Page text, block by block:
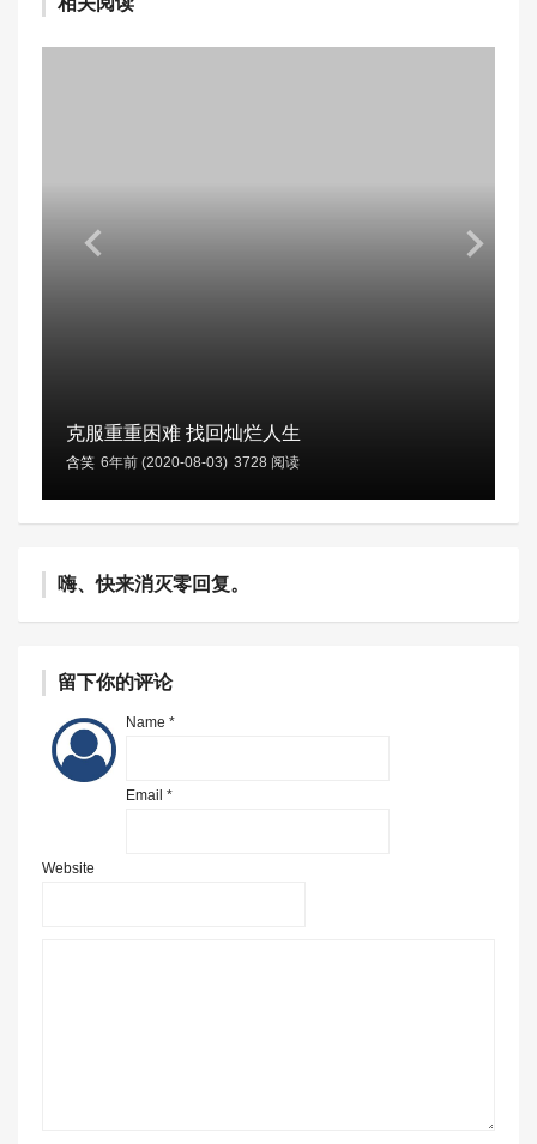
克服重重困难 找回灿烂人生
含笑 6年前 (2020-08-03) 3728 阅读
嗨、快来消灭零回复。
留下你的评论
Name *
Email *
Website